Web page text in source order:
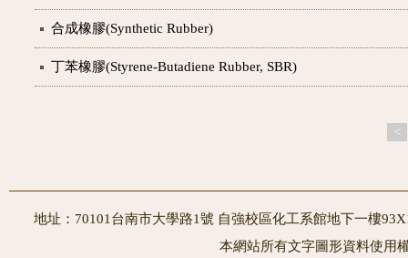
合成橡膠(Synthetic Rubber)
丁苯橡膠(Styrene-Butadiene Rubber, SBR)
<
地址：70101台南市大學路1號 自強校區化工系館地下一樓
本網站所有文字圖形資料使用